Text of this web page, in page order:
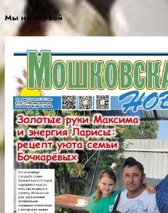
Мы на первой